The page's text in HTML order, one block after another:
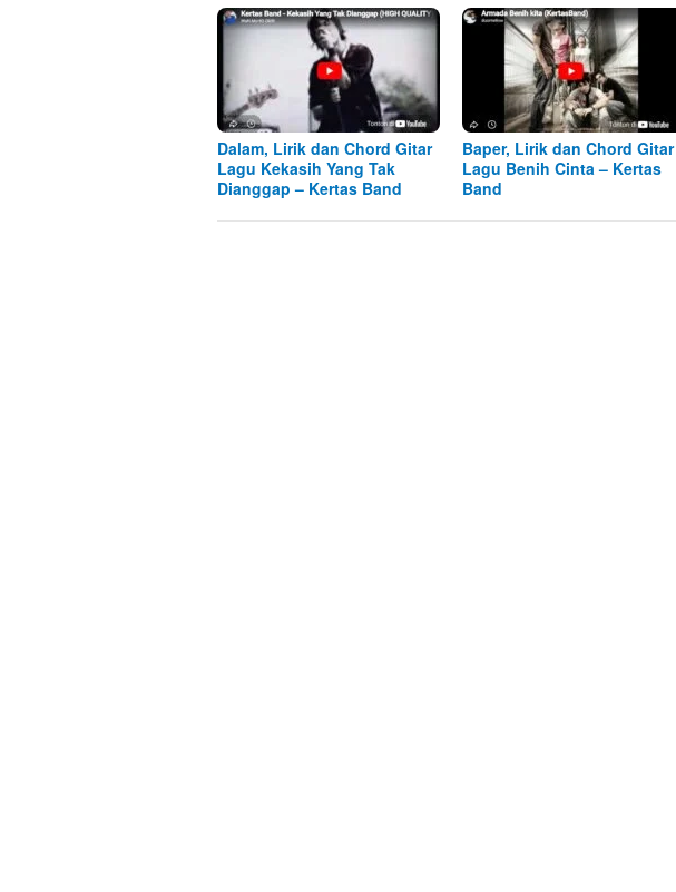
Dalam, Lirik dan Chord Gitar
Lagu Kekasih Yang Tak
Dianggap – Kertas Band
Baper, Lirik dan Chord Gitar
Lagu Benih Cinta – Kertas
Band